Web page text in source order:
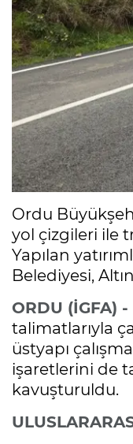
Ordu
yol çizgileri ile
Yapılan
Belediyesi,
ORDU (İGFA) -
talimatlarıyla
üstyapı
işaretlerini de
kavuşturuldu.